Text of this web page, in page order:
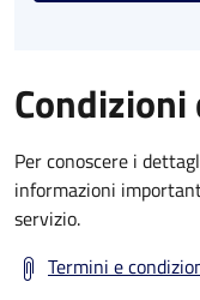
Per conoscere i
informazioni
servizio.
Termini e